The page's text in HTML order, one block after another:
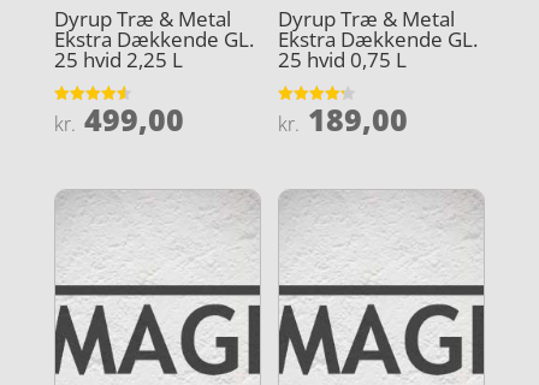
Dyrup Træ & Metal
Ekstra Dækkende GL.
25 hvid 2,25 L
Vurderet
4.6
kr. 499,00
Dyrup Træ & Metal
Ekstra Dækkende GL.
25 hvid 0,75 L
Vurderet
4.2
kr. 189,00